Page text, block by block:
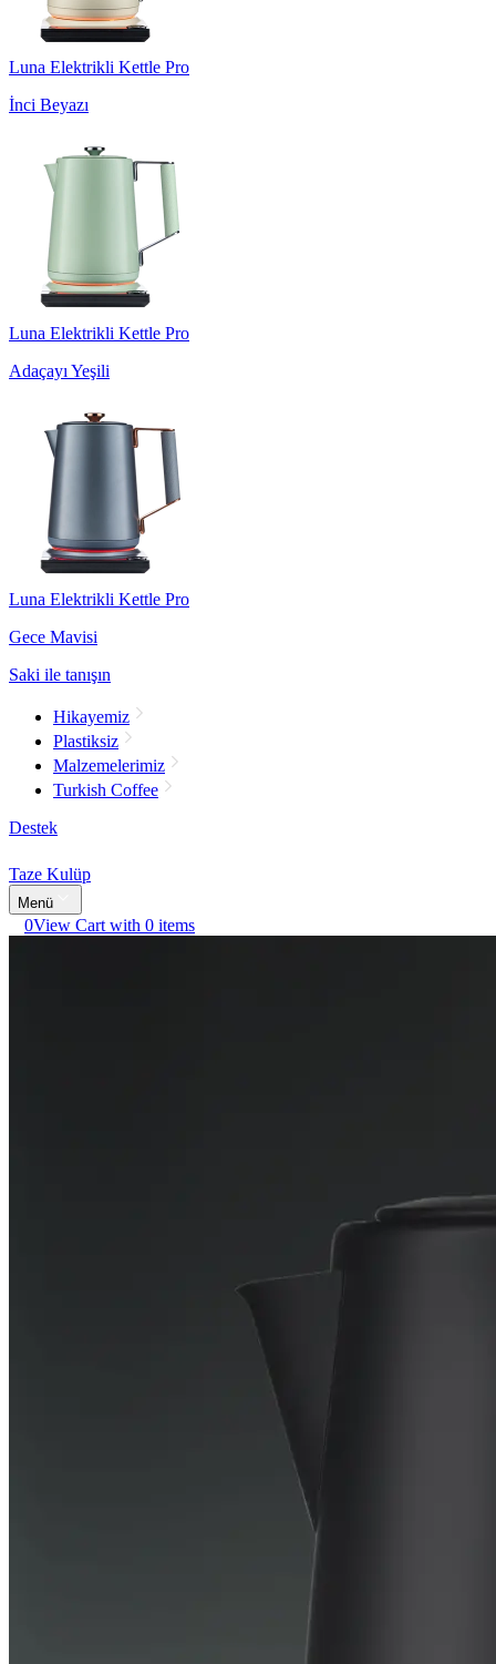
Luna Elektrikli Kettle Pro
İnci Beyazı
Luna Elektrikli Kettle Pro
Adaçayı Yeşili
Luna Elektrikli Kettle Pro
Gece Mavisi
Saki ile tanışın
Hikayemiz
Plastiksiz
Malzemelerimiz
Turkish Coffee
Destek
Taze Kulüp
Menü
0View Cart with 0 items